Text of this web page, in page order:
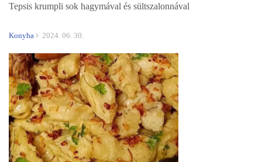
Tepsis krumpli sok hagymával és sültszalonnával
Konyha 2024. 06. 30.